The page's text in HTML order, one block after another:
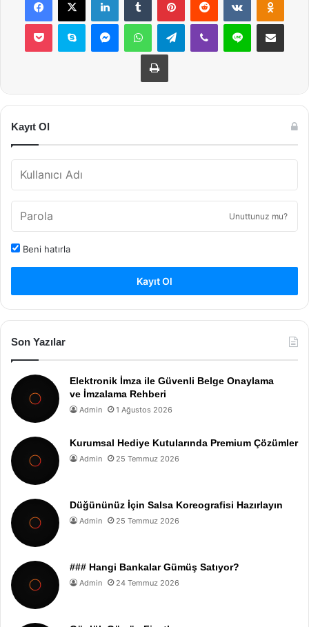
Pocket Skype MessengerWhatsAppTelegramViber Line E-Posta ile
Yazdır
Kayıt Ol
Unuttunuz mu?
Beni hatırla
Kayıt Ol
Son Yazılar
Elektronik İmza ile Güvenli Belge Onaylama
ve İmzalama Rehberi
Admin 1 Ağustos 2026
Kurumsal Hediye Kutularında Premium Çözümler
Admin 25 Temmuz 2026
Düğününüz İçin Salsa Koreografisi Hazırlayın
Admin 25 Temmuz 2026
### Hangi Bankalar Gümüş Satıyor?
Admin 24 Temmuz 2026